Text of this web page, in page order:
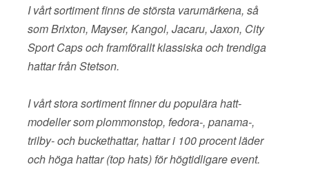
I vårt sortiment finns de största varumärkena, så
som Brixton, Mayser, Kangol, Jacaru, Jaxon, City
Sport Caps och framförallt klassiska och trendiga
hattar från Stetson.
I vårt stora sortiment finner du populära hatt-
modeller som plommonstop, fedora-, panama-,
trilby- och buckethattar, hattar i 100 procent läder
och höga hattar (top hats) för högtidligare event.